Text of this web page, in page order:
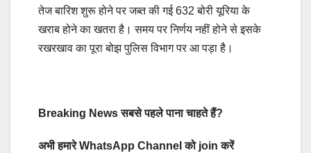
तेज बारिश शुरू होने पर जब्त की गई 632 बोरी यूरिया के
खराब होने का खतरा है। समय पर निर्णय नहीं होने से इसके
रखरखाव का पूरा बोझ पुलिस विभाग पर आ पड़ा है।
Breaking News सबसे पहले पाना चाहते हैं?
अभी हमारे WhatsApp Channel को join करें